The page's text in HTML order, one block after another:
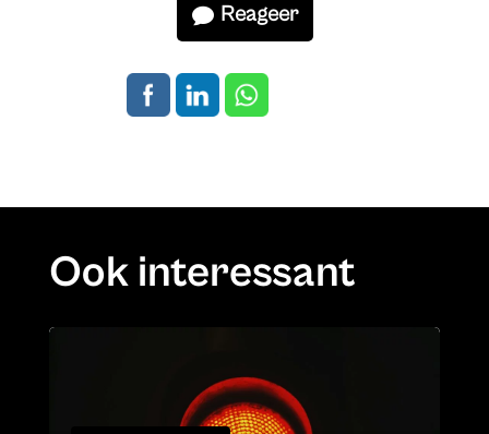
Reageer
Ook interessant